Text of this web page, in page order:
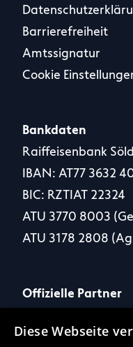
Barrierefreiheit
Amtssignatur
Cookie
Bankdaten
Raiffeisenbank
IBAN: AT77 3632
BIC: RZTIAT 22324
ATU 3770 8003
ATU 3178 2808
Offizielle Partner
Diese Webseite